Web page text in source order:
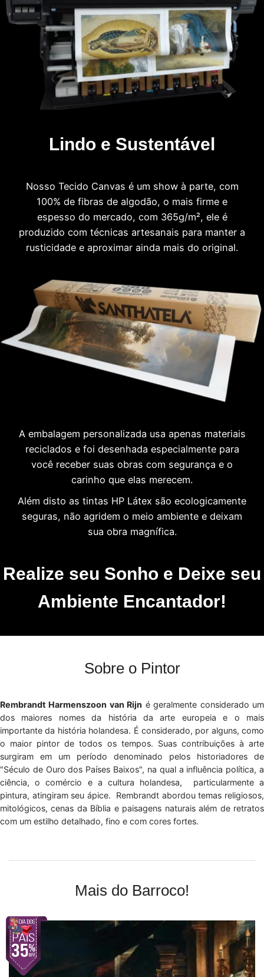
Lindo e Sustentável
Nosso Tecido Canvas é um show à parte, com
100% de fibras de algodão, o mais firme e
espesso do mercado, com 365g/m², ele é
produzido com técnicas artesanais para manter a
rusticidade e aproximar ainda mais do original.
A embalagem personalizada usa apenas materiais
reciclados e foi desenhada especialmente para
você receber suas obras com segurança e o
carinho que elas merecem.
Além disto as tintas HP Látex são ecologicamente
seguras, não agridem o meio ambiente e deixam
sua obra magnífica.
Realize seu Sonho e Deixe seu
Ambiente Encantador!
Sobre o Pintor
Rembrandt Harmenszoon van Rijn é geralmente considerado um
dos maiores nomes da história da arte europeia e o mais
importante da história holandesa. É considerado, por alguns, como
o maior pintor de todos os tempos. Suas contribuições à arte
surgiram em um período denominado pelos historiadores de
"Século de Ouro dos Países Baixos", na qual a influência política, a
ciência, o comércio e a cultura holandesa, particularmente a
pintura, atingiram seu ápice. Rembrandt abordou temas religiosos,
mitológicos, cenas da Bíblia e paisagens naturais além de retratos
com um estilho detalhado, fino e com cores fortes.
Mais do Barroco!